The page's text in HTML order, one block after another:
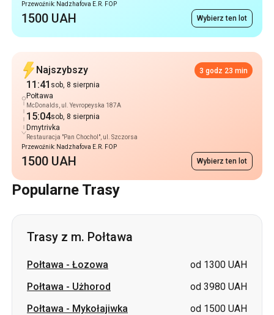
Przewoźnik: Nadzhafova E.R. FOP
1500 UAH Wybierz ten lot
Najszybszy 3 godz 23 min
11:41 sob, 8 sierpnia
Połtawa
McDonalds, ul. Yevropeyska 187A
15:04sob, 8 sierpnia
Dmytrivka
Restauracja "Pan Chochol", ul. Szczorsa
Przewoźnik: Nadzhafova E.R. FOP
1500 UAH Wybierz ten lot
Popularne Trasy
Trasy z m. Połtawa
Połtawa - Łozowa
od 1300 UAH
Połtawa - Użhorod
od 3980 UAH
Połtawa - Mykołajiwka
od 1500 UAH